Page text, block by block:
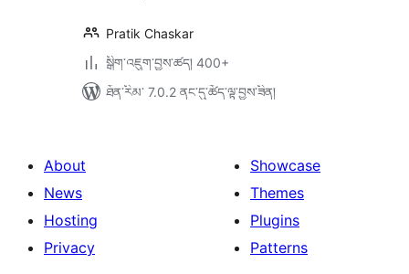
Pratik Chaskar
སྒྲིག་འཇུག་བྱས་ཚད། 400+
ཐོན་རིམ་ 7.0.2 ནང་དུ་ཚོད་ལྟ་བྱས་ཟིན།
About
News
Hosting
Privacy
Showcase
Themes
Plugins
Patterns